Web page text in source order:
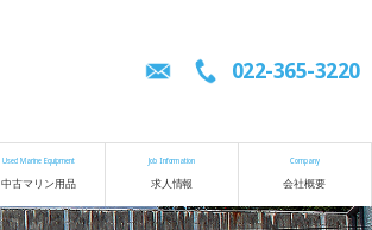
022-365-3220
Used Marine Equipment
中古マリン用品
Job Information
求人情報
Company
会社概要